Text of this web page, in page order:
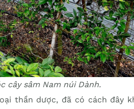
cây sâm Nam núi Dành.
thần dược, đã có cách đây